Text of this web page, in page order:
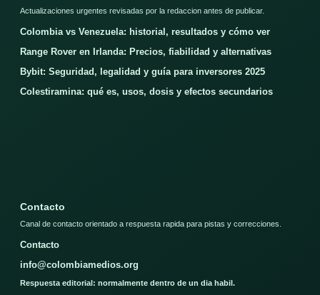
Actualizaciones urgentes revisadas por la redaccion antes de publicar.
Colombia vs Venezuela: historial, resultados y cómo ver
Range Rover en Irlanda: Precios, fiabilidad y alternativas
Bybit: Seguridad, legalidad y guía para inversores 2025
Colestiramina: qué es, usos, dosis y efectos secundarios
Contacto
Canal de contacto orientado a respuesta rapida para pistas y correcciones.
Contacto
info@colombiamedios.org
Respuesta editorial: normalmente dentro de un dia habil.